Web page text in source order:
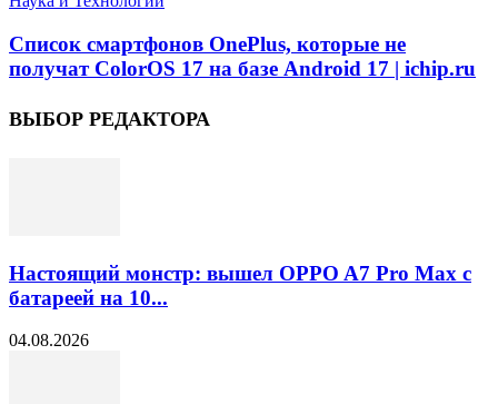
Список смартфонов OnePlus, которые не
получат ColorOS 17 на базе Android 17 | ichip.ru
ВЫБОР РЕДАКТОРА
Настоящий монстр: вышел OPPO A7 Pro Max с
батареей на 10...
04.08.2026